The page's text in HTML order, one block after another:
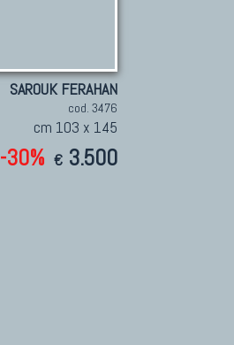
SAROUK FERAHAN
cod. 3476
cm 103 x 145
-30% € 3.500